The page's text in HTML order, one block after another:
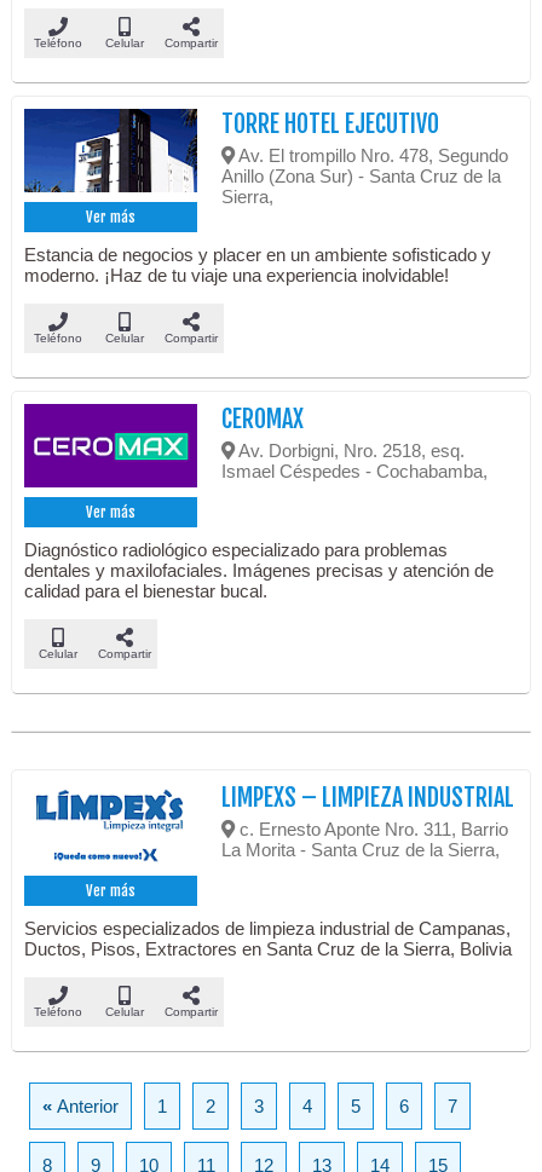
Teléfono Celular Compartir
Ver más
TORRE HOTEL EJECUTIVO
Av. El trompillo Nro. 478, Segundo
Anillo (Zona Sur) - Santa Cruz de la
Sierra,
Estancia de negocios y placer en un ambiente sofisticado y
moderno. ¡Haz de tu viaje una experiencia inolvidable!
Teléfono Celular Compartir
Ver más
CEROMAX
Av. Dorbigni, Nro. 2518, esq.
Ismael Céspedes - Cochabamba,
Diagnóstico radiológico especializado para problemas
dentales y maxilofaciales. Imágenes precisas y atención de
calidad para el bienestar bucal.
Celular Compartir
Ver más
LIMPEXS – LIMPIEZA INDUSTRIAL
c. Ernesto Aponte Nro. 311, Barrio
La Morita - Santa Cruz de la Sierra,
Servicios especializados de limpieza industrial de Campanas,
Ductos, Pisos, Extractores en Santa Cruz de la Sierra, Bolivia
Teléfono Celular Compartir
«Anterior 1 2 3 4 5 6 7
8 9 10 11 12 13 14 15